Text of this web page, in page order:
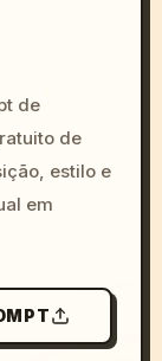
6.0de
de
estilo e
em